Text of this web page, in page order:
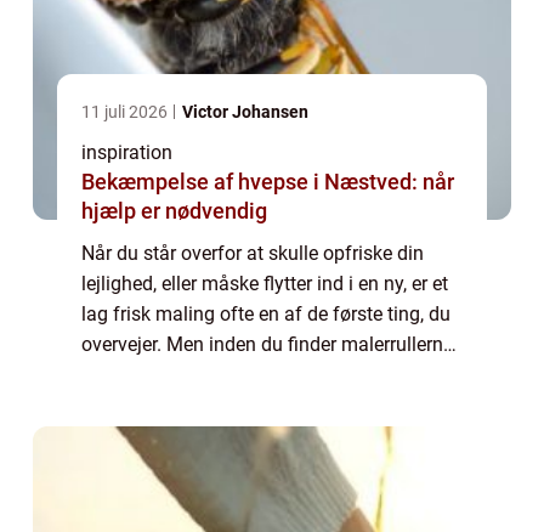
11 juli 2026 Victor Johansen
inspiration
Bekæmpelse af hvepse i Næstved: når
hjælp er nødvendig
Når du står overfor at skulle opfriske din
lejlighed, eller måske flytter ind i en ny, er et
lag frisk maling ofte en af de første ting, du
overvejer. Men inden du finder malerrullerne